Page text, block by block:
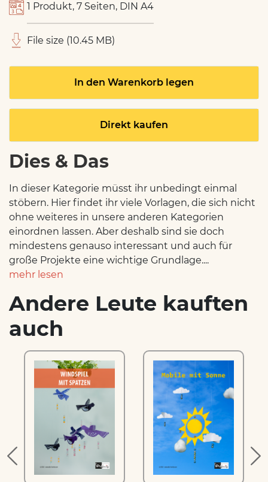
1 Produkt, 7 Seiten, DIN A4
File size (10.45 MB)
In den Warenkorb legen
Direkt kaufen
Dies & Das
In dieser Kategorie müsst ihr unbedingt einmal
stöbern. Hier findet ihr viele Vorlagen, die sich nicht
ohne weiteres in unsere anderen Kategorien
einordnen lassen. Aber deshalb sind sie doch
mindestens genauso interessant und auch für
große Projekte eine wichtige Grundlage....
mehr lesen
Andere Leute kauften
auch